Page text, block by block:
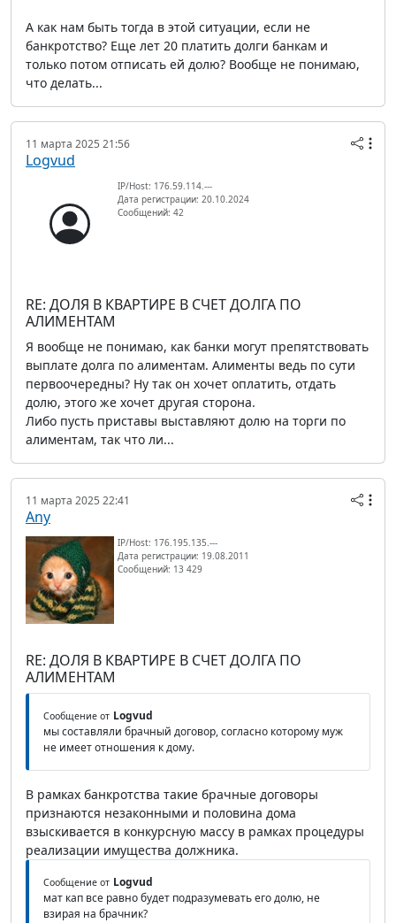
А как нам быть тогда в этой ситуации, если не
банкротство? Еще лет 20 платить долги банкам и
только потом отписать ей долю? Вообще не понимаю,
что делать...
11 марта 2025 21:56
Logvud
IP/Host: 176.59.114.---
Дата регистрации: 20.10.2024
Сообщений: 42
RE: ДОЛЯ В КВАРТИРЕ В СЧЕТ ДОЛГА ПО
АЛИМЕНТАМ
Я вообще не понимаю, как банки могут препятствовать
выплате долга по алиментам. Алименты ведь по сути
первоочередны? Ну так он хочет оплатить, отдать
долю, этого же хочет другая сторона.
Либо пусть приставы выставляют долю на торги по
алиментам, так что ли...
11 марта 2025 22:41
Any
IP/Host: 176.195.135.---
Дата регистрации: 19.08.2011
Сообщений: 13 429
RE: ДОЛЯ В КВАРТИРЕ В СЧЕТ ДОЛГА ПО
АЛИМЕНТАМ
Сообщение от Logvud
мы составляли брачный договор, согласно которому муж
не имеет отношения к дому.
В рамках банкротства такие брачные договоры
признаются незаконными и половина дома
взыскивается в конкурсную массу в рамках процедуры
реализации имущества должника.
Сообщение от Logvud
мат кап все равно будет подразумевать его долю, не
взирая на брачник?